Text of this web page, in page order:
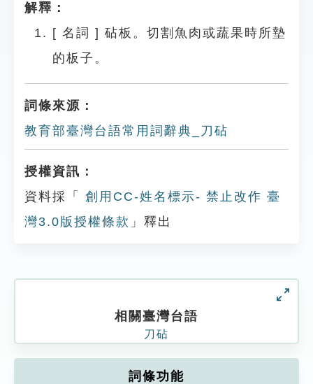
貓頭鷹博士
解釋：
[ 名詞 ] 砧板。切割魚肉或蔬果時所墊
的板子。
詞條來源：
教育部臺灣台語常用詞辭典_刀砧
授權資訊：
資料採「
創用CC-姓名標示- 禁止改作 臺
灣3.0版授權條款 」釋出
相關臺灣台語
刀砧
詞條功能